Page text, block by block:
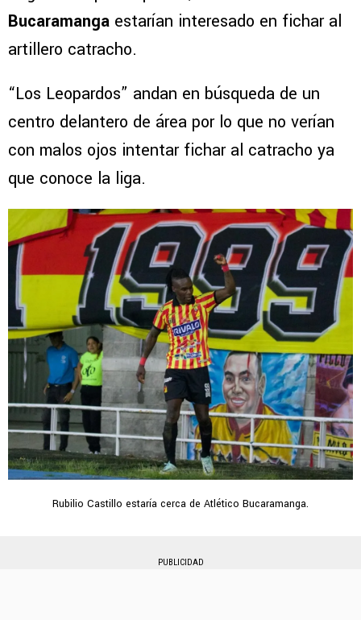
Bucaramanga estarían interesado en fichar al
artillero catracho.
“Los Leopardos” andan en búsqueda de un
centro delantero de área por lo que no verían
con malos ojos intentar fichar al catracho ya
que conoce la liga.
Rubilio Castillo estaría cerca de Atlético Bucaramanga.
PUBLICIDAD